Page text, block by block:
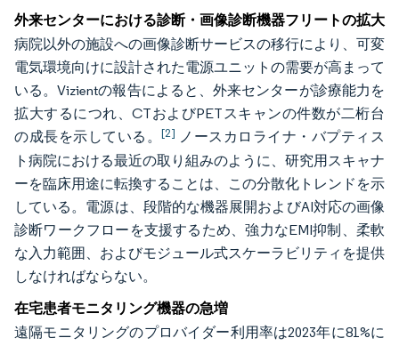
外来センターにおける診断・画像診断機器フリートの拡大
病院以外の施設への画像診断サービスの移行により、可変
電気環境向けに設計された電源ユニットの需要が高まって
いる。Vizientの報告によると、外来センターが診療能力を
拡大するにつれ、CTおよびPETスキャンの件数が二桁台
の成長を示している。[2] ノースカロライナ・バプティス
ト病院における最近の取り組みのように、研究用スキャナ
ーを臨床用途に転換することは、この分散化トレンドを示
している。電源は、段階的な機器展開およびAI対応の画像
診断ワークフローを支援するため、強力なEMI抑制、柔軟
な入力範囲、およびモジュール式スケーラビリティを提供
しなければならない。
在宅患者モニタリング機器の急増
遠隔モニタリングのプロバイダー利用率は2023年に81%に